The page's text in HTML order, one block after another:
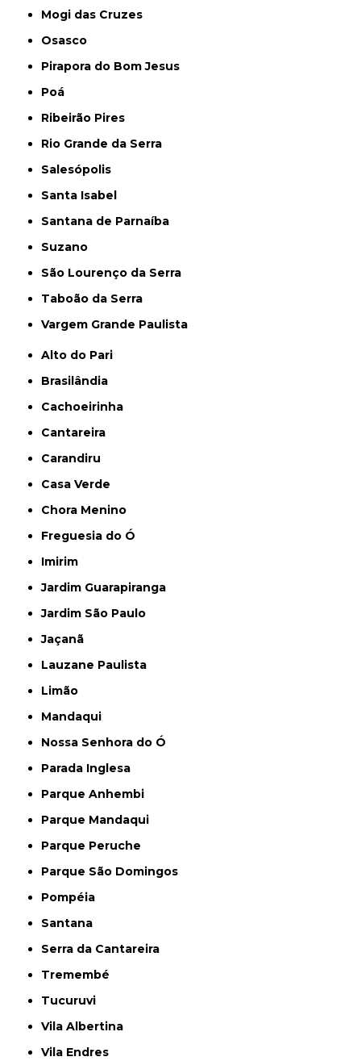
Mogi das Cruzes
Osasco
Pirapora do Bom Jesus
Poá
Ribeirão Pires
Rio Grande da Serra
Salesópolis
Santa Isabel
Santana de Parnaíba
Suzano
São Lourenço da Serra
Taboão da Serra
Vargem Grande Paulista
Alto do Pari
Brasilândia
Cachoeirinha
Cantareira
Carandiru
Casa Verde
Chora Menino
Freguesia do Ó
Imirim
Jardim Guarapiranga
Jardim São Paulo
Jaçanã
Lauzane Paulista
Limão
Mandaqui
Nossa Senhora do Ó
Parada Inglesa
Parque Anhembi
Parque Mandaqui
Parque Peruche
Parque São Domingos
Pompéia
Santana
Serra da Cantareira
Tremembé
Tucuruvi
Vila Albertina
Vila Endres